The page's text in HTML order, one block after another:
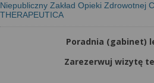
Niepubliczny Zakład Opieki Zdrowotnej
THERAPEUTICA
Poradnia (gabinet)
Zarezerwuj wizytę